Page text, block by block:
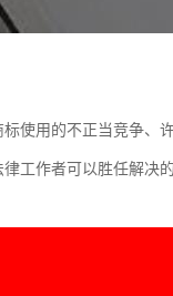
使用的不正当竞争、
工作者可以胜任解决